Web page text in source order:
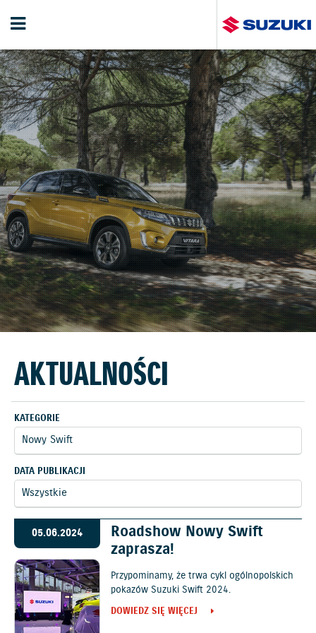
AKTUALNOŚCI
KATEGORIE
DATA PUBLIKACJI
05.06.2024
Roadshow Nowy Swift
zaprasza!
Przypominamy, że trwa cykl ogólnopolskich
pokazów Suzuki Swift 2024.
DOWIEDZ SIĘ WIĘCEJ